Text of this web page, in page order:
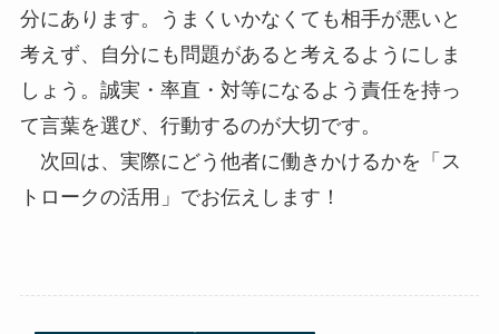
分にあります。うまくいかなくても相手が悪いと
考えず、自分にも問題があると考えるようにしま
しょう。誠実・率直・対等になるよう責任を持っ
て言葉を選び、行動するのが大切です。
次回は、実際にどう他者に働きかけるかを「ス
トロークの活用」でお伝えします！